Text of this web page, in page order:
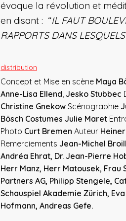
évoque la révolution et
en disant : “IL FAUT
RAPPORTS DANS
distribution
Concept et Mise en scène Maya
Anne-Lisa Ellend Jesko Stubbec
Christine Gnekow Scénographie
Bösch Costumes Julie Maret
Photo Curt Bremen Auteur
Remerciements Jean-Michel
Andréa Ehrat, Dr. Jean-Pierre
Herr Manz, Herr Matousek, Frau
Partners AG, Philipp Stengele,
Schauspiel Akademie Zürich,
Hofmann, Andreas Gefe.